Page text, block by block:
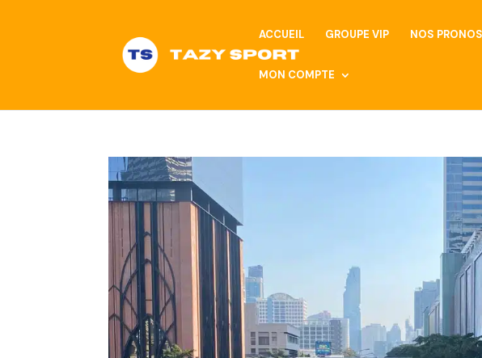
ACCUEIL GROUPE VIP NOS PRONOS
MON COMPTE